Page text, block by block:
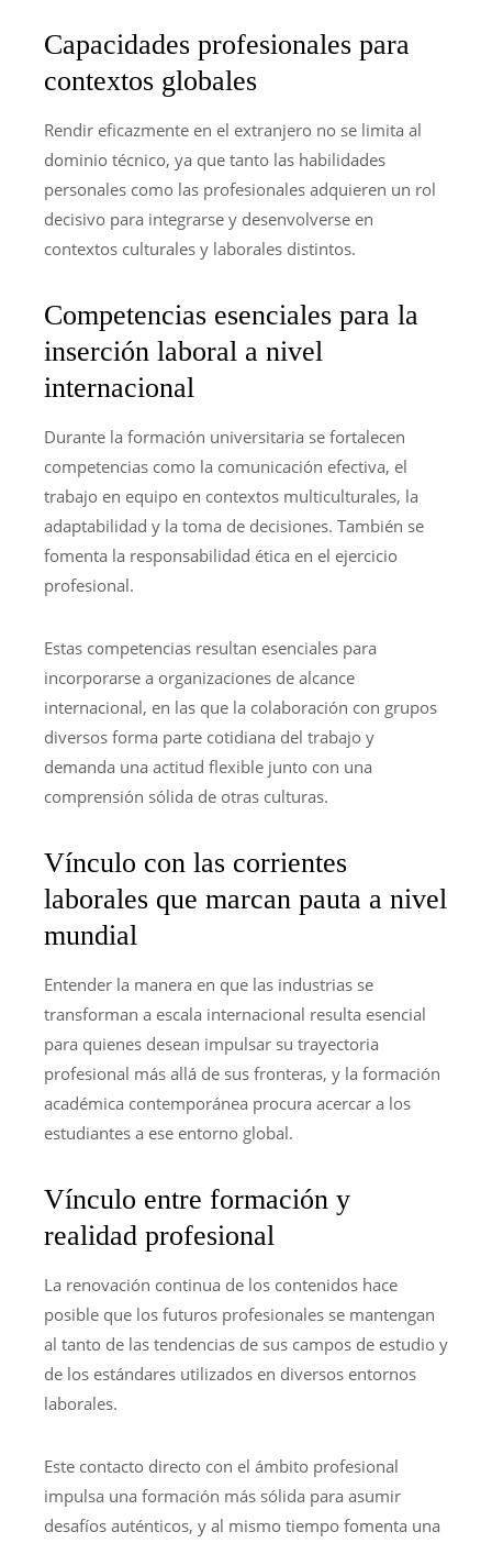
Capacidades profesionales para
contextos globales
Rendir eficazmente en el extranjero no se limita al
dominio técnico, ya que tanto las habilidades
personales como las profesionales adquieren un rol
decisivo para integrarse y desenvolverse en
contextos culturales y laborales distintos.
Competencias esenciales para la
inserción laboral a nivel
internacional
Durante la formación universitaria se fortalecen
competencias como la comunicación efectiva, el
trabajo en equipo en contextos multiculturales, la
adaptabilidad y la toma de decisiones. También se
fomenta la responsabilidad ética en el ejercicio
profesional.
Estas competencias resultan esenciales para
incorporarse a organizaciones de alcance
internacional, en las que la colaboración con grupos
diversos forma parte cotidiana del trabajo y
demanda una actitud flexible junto con una
comprensión sólida de otras culturas.
Vínculo con las corrientes
laborales que marcan pauta a nivel
mundial
Entender la manera en que las industrias se
transforman a escala internacional resulta esencial
para quienes desean impulsar su trayectoria
profesional más allá de sus fronteras, y la formación
académica contemporánea procura acercar a los
estudiantes a ese entorno global.
Vínculo entre formación y
realidad profesional
La renovación continua de los contenidos hace
posible que los futuros profesionales se mantengan
al tanto de las tendencias de sus campos de estudio y
de los estándares utilizados en diversos entornos
laborales.
Este contacto directo con el ámbito profesional
impulsa una formación más sólida para asumir
desafíos auténticos, y al mismo tiempo fomenta una